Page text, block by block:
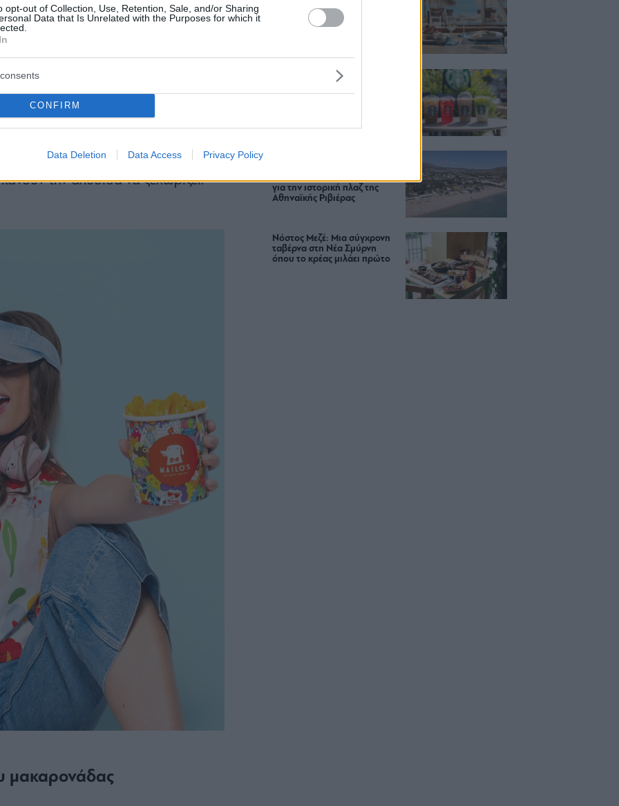
opt-out of Collection, Use, Retention, Sale, and/or Sharing
Data that Is Unrelated with the Purposes for which it
CONFIRM
Data Deletion Data Access Privacy Policy
του πιρουνιού σου. Και όταν
αφού στα
φρέσκων ζυμαρικών, που
αδιάκοπα, ετοιμάζοντας
σιμιγδάλι και νερό σε τρία
campanelle, casarecce- ενώ την
μαγειρεύονται οι signature
την αλυσίδα να ξεχωρίζει.
μακαρονάδας
Bolivar πας (και) για το
φαγητό του
Περιπέτεια, χαλάρωση ή
δροσιά; Βρήκαμε το ρόφημα
που θα πίνεις όλο το
για την ιστορική πλαζ της
Αθηναϊκής Ριβιέρας
Νόστος Μεζέ: Μια σύγχρονη
ταβέρνα στη Νέα Σμύρνη
όπου το κρέας μιλάει πρώτο